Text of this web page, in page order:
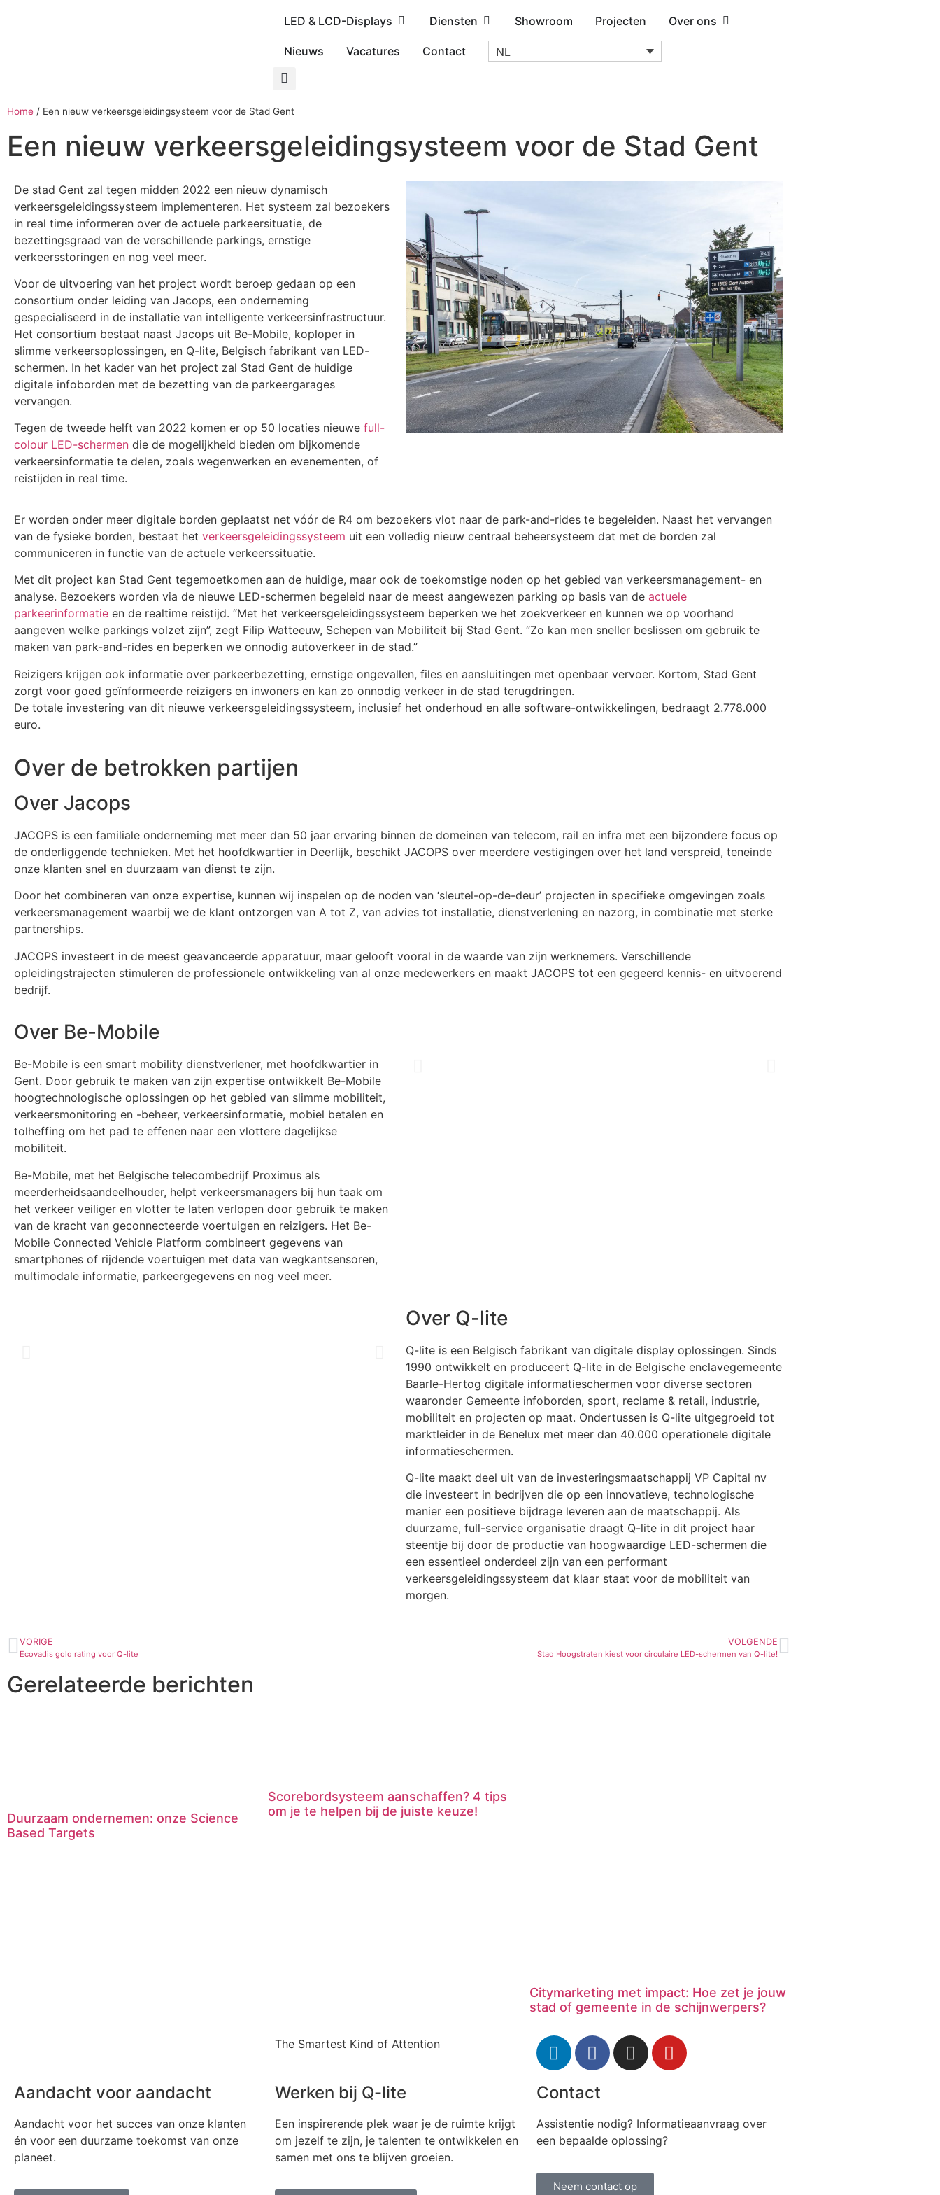
LED & LCD-Displays Diensten Showroom Projecten Over ons
Nieuws Vacatures Contact NL
Home / Een nieuw verkeersgeleidingsysteem voor de Stad Gent
Een nieuw verkeersgeleidingsysteem voor de Stad Gent
De stad Gent zal tegen midden 2022 een nieuw dynamisch
verkeersgeleidingssysteem implementeren. Het systeem zal bezoekers
in real time informeren over de actuele parkeersituatie, de
bezettingsgraad van de verschillende parkings, ernstige
verkeersstoringen en nog veel meer.
Voor de uitvoering van het project wordt beroep gedaan op een
consortium onder leiding van Jacops, een onderneming
gespecialiseerd in de installatie van intelligente verkeersinfrastructuur.
Het consortium bestaat naast Jacops uit Be-Mobile, koploper in
slimme verkeersoplossingen, en Q-lite, Belgisch fabrikant van LED-
schermen. In het kader van het project zal Stad Gent de huidige
digitale infoborden met de bezetting van de parkeergarages
vervangen.
Tegen de tweede helft van 2022 komen er op 50 locaties nieuwe full-
colour LED-schermen die de mogelijkheid bieden om bijkomende
verkeersinformatie te delen, zoals wegenwerken en evenementen, of
reistijden in real time.
Er worden onder meer digitale borden geplaatst net vóór de R4 om bezoekers vlot naar de park-and-rides te begeleiden. Naast het vervangen
van de fysieke borden, bestaat het verkeersgeleidingssysteem uit een volledig nieuw centraal beheersysteem dat met de borden zal
communiceren in functie van de actuele verkeerssituatie.
Met dit project kan Stad Gent tegemoetkomen aan de huidige, maar ook de toekomstige noden op het gebied van verkeersmanagement- en
analyse. Bezoekers worden via de nieuwe LED-schermen begeleid naar de meest aangewezen parking op basis van de actuele
parkeerinformatie en de realtime reistijd. “Met het verkeersgeleidingssysteem beperken we het zoekverkeer en kunnen we op voorhand
aangeven welke parkings volzet zijn”, zegt Filip Watteeuw, Schepen van Mobiliteit bij Stad Gent. “Zo kan men sneller beslissen om gebruik te
maken van park-and-rides en beperken we onnodig autoverkeer in de stad.”
Reizigers krijgen ook informatie over parkeerbezetting, ernstige ongevallen, files en aansluitingen met openbaar vervoer. Kortom, Stad Gent
zorgt voor goed geïnformeerde reizigers en inwoners en kan zo onnodig verkeer in de stad terugdringen.
De totale investering van dit nieuwe verkeersgeleidingssysteem, inclusief het onderhoud en alle software-ontwikkelingen, bedraagt 2.778.000
euro.
Over de betrokken partijen
Over Jacops
JACOPS is een familiale onderneming met meer dan 50 jaar ervaring binnen de domeinen van telecom, rail en infra met een bijzondere focus op
de onderliggende technieken. Met het hoofdkwartier in Deerlijk, beschikt JACOPS over meerdere vestigingen over het land verspreid, teneinde
onze klanten snel en duurzaam van dienst te zijn.
Door het combineren van onze expertise, kunnen wij inspelen op de noden van ‘sleutel-op-de-deur’ projecten in specifieke omgevingen zoals
verkeersmanagement waarbij we de klant ontzorgen van A tot Z, van advies tot installatie, dienstverlening en nazorg, in combinatie met sterke
partnerships.
JACOPS investeert in de meest geavanceerde apparatuur, maar gelooft vooral in de waarde van zijn werknemers. Verschillende
opleidingstrajecten stimuleren de professionele ontwikkeling van al onze medewerkers en maakt JACOPS tot een gegeerd kennis- en uitvoerend
bedrijf.
Over Be-Mobile
Be-Mobile is een smart mobility dienstverlener, met hoofdkwartier in
Gent. Door gebruik te maken van zijn expertise ontwikkelt Be-Mobile
hoogtechnologische oplossingen op het gebied van slimme mobiliteit,
verkeersmonitoring en -beheer, verkeersinformatie, mobiel betalen en
tolheffing om het pad te effenen naar een vlottere dagelijkse
mobiliteit.
Be-Mobile, met het Belgische telecombedrijf Proximus als
meerderheidsaandeelhouder, helpt verkeersmanagers bij hun taak om
het verkeer veiliger en vlotter te laten verlopen door gebruik te maken
van de kracht van geconnecteerde voertuigen en reizigers. Het Be-
Mobile Connected Vehicle Platform combineert gegevens van
smartphones of rijdende voertuigen met data van wegkantsensoren,
multimodale informatie, parkeergegevens en nog veel meer.
Over Q-lite
Q-lite is een Belgisch fabrikant van digitale display oplossingen. Sinds
1990 ontwikkelt en produceert Q-lite in de Belgische enclavegemeente
Baarle-Hertog digitale informatieschermen voor diverse sectoren
waaronder Gemeente infoborden, sport, reclame & retail, industrie,
mobiliteit en projecten op maat. Ondertussen is Q-lite uitgegroeid tot
marktleider in de Benelux met meer dan 40.000 operationele digitale
informatieschermen.
Q-lite maakt deel uit van de investeringsmaatschappij VP Capital nv
die investeert in bedrijven die op een innovatieve, technologische
manier een positieve bijdrage leveren aan de maatschappij. Als
duurzame, full-service organisatie draagt Q-lite in dit project haar
steentje bij door de productie van hoogwaardige LED-schermen die
een essentieel onderdeel zijn van een performant
verkeersgeleidingssysteem dat klaar staat voor de mobiliteit van
morgen.
VORIGE
Ecovadis gold rating voor Q-lite
VOLGENDE
Stad Hoogstraten kiest voor circulaire LED-schermen van Q-lite!
Gerelateerde berichten
Duurzaam ondernemen: onze Science
Based Targets
Scorebordsysteem aanschaffen? 4 tips
om je te helpen bij de juiste keuze!
Citymarketing met impact: Hoe zet je jouw
stad of gemeente in de schijnwerpers?
The Smartest Kind of Attention
Aandacht voor aandacht
Aandacht voor het succes van onze klanten
én voor een duurzame toekomst van onze
planeet.
Werken bij Q-lite
Een inspirerende plek waar je de ruimte krijgt
om jezelf te zijn, je talenten te ontwikkelen en
samen met ons te blijven groeien.
Contact
Assistentie nodig? Informatieaanvraag over
een bepaalde oplossing?
Neem contact op